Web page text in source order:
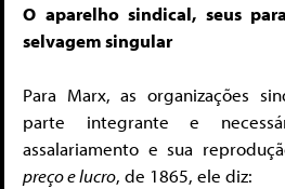
O aparelho sindical, seus
selvagem singular
Para Marx, as organizações
parte integrante e
assalariamento e sua
preço e lucro, de 1865, ele diz: